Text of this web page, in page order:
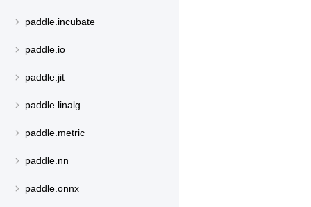
paddle.incubate
paddle.io
paddle.jit
paddle.linalg
paddle.metric
paddle.nn
paddle.onnx